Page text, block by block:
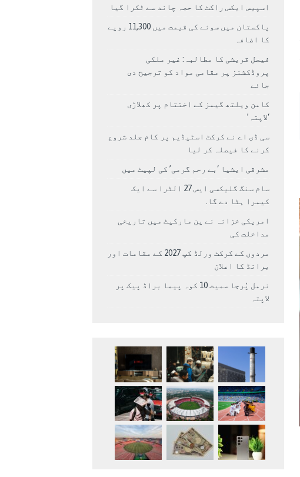
اسپیس ایکس راکٹ کا حصہ چاند سے ٹکرا گیا
پاکستان میں سونے کی قیمت میں 11,300 روپے
کا اضافہ
فیصل قریشی کا مطالبہ: غیر ملکی
پروڈکشنز پر مقامی مواد کو ترجیح دی
جائے
کامن ویلتھ گیمز کے اختتام پر کھلاڑی
‘لاپتہ’
سی ڈی اے نے کرکٹ اسٹیڈیم پر کام جلد شروع
کرنے کا فیصلہ کر لیا
مشرقی ایشیا ‘بے رحم گرمی’ کی لپیٹ میں
سام سنگ گلیکسی ایس 27 الٹرا سے ایک
کیمرا ہٹا دے گا.
امریکی خزانہ نے ین مارکیٹ میں تاریخی
مداخلت کی
مردوں کے کرکٹ ورلڈ کپ 2027 کے مقامات اور
برانڈ کا اعلان
نرمل پُرجا سمیت 10 کوہ پیما براڈ پیک پر
لاپتہ